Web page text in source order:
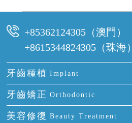
+85362124305（澳門）
+8615344824305（珠海）
牙齒種植 Implant
種牙
單顆牙缺失
牙齒矯正 Orthodontic
隱形箍牙
美容修復 Beauty Treatment